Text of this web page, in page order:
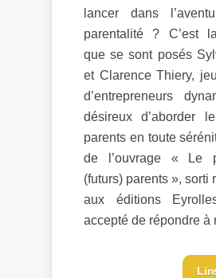
lancer dans
parentalité ? C’est
que se sont posés
et Clarence Thiery,
d’entrepreneurs
désireux d’aborder
parents en toute
de l’ouvrage « Le
(futurs) parents », sorti
aux éditions
accepté de répondre à